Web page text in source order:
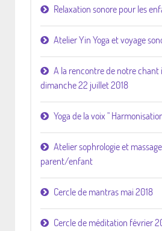
Relaxation sonore pour les
Atelier Yin Yoga et voyage
A la rencontre de notre chant
dimanche 22 juillet 2018
Yoga de la voix "
Atelier sophrologie et
parent/enfant
Cercle de mantras mai 2018
Cercle de méditation février